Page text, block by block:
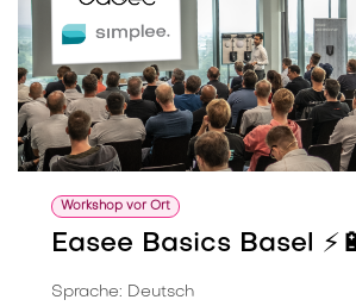
Workshop vor Ort
Easee Basics Basel ⚡️🔋
Sprache: Deutsch